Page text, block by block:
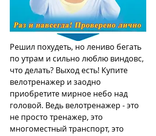
Решил похудеть, но лениво бегать
по утрам и сильно люблю виндовс,
что делать? Выход есть! Купите
велотренажер и заодно
приобретите мирное небо над
головой. Ведь велотренажер - это
не просто тренажер, это
многоместный транспорт, это